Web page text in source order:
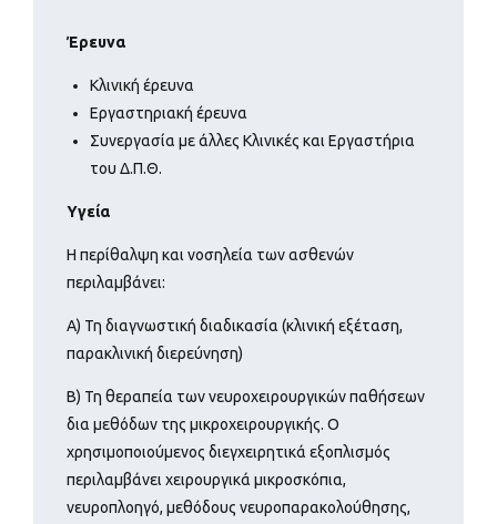
Έρευνα
Κλινική έρευνα
Εργαστηριακή έρευνα
Συνεργασία με άλλες Κλινικές και Εργαστήρια
του Δ.Π.Θ.
Υγεία
Η περίθαλψη και νοσηλεία των ασθενών
περιλαμβάνει:
Α) Τη διαγνωστική διαδικασία (κλινική εξέταση,
παρακλινική διερεύνηση)
Β) Τη θεραπεία των νευροχειρουργικών παθήσεων
δια μεθόδων της μικροχειρουργικής. Ο
χρησιμοποιούμενος διεγχειρητικά εξοπλισμός
περιλαμβάνει χειρουργικά μικροσκόπια,
νευροπλοηγό, μεθόδους νευροπαρακολούθησης,